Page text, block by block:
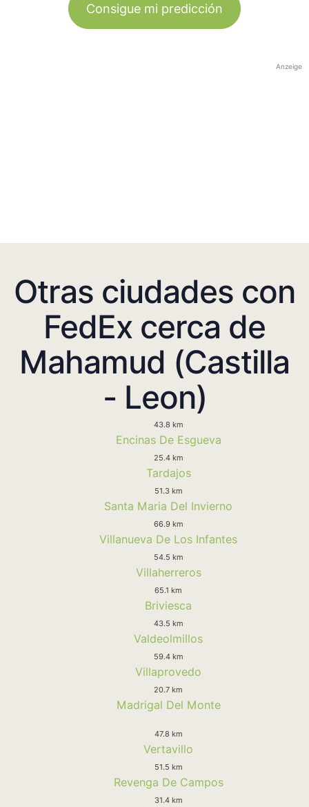
Consigue mi predicción
Anzeige
Otras ciudades con
FedEx cerca de
Mahamud (Castilla
- Leon)
43.8 km
Encinas De Esgueva
25.4 km
Tardajos
51.3 km
Santa Maria Del Invierno
66.9 km
Villanueva De Los Infantes
54.5 km
Villaherreros
65.1 km
Briviesca
43.5 km
Valdeolmillos
59.4 km
Villaprovedo
20.7 km
Madrigal Del Monte
47.8 km
Vertavillo
51.5 km
Revenga De Campos
31.4 km